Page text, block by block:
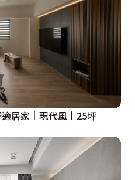
居家丨現代風丨25坪